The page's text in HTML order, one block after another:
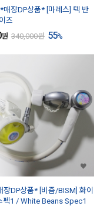
*매장DP상품* [마레스] 텍 반
즈
원 340,000원 55%
장DP상품* [비즘/BISM] 화이
펙1 / White Beans Spec1